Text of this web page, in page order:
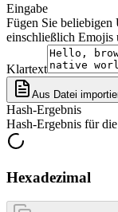
Eingabe
Fügen Sie
einschließlich Emojis
Klartext
Aus Datei
Hash-Ergebnis
Hash-Ergebnis für
Hexadezimal